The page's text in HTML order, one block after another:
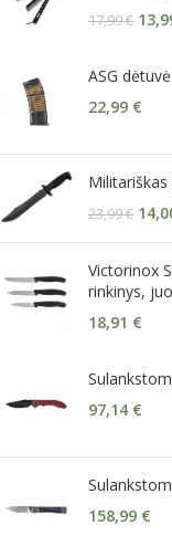
17,99€
ASG
22,99 €
Militariškas
23,99€
Victorinox
rinkinys,
18,91 €
97,14 €
158,99 €